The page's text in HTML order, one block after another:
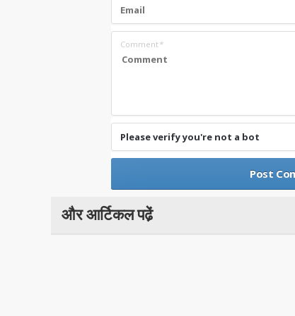
Comment*
Please verify you're not a bot
और आर्टिकल पढे़ं